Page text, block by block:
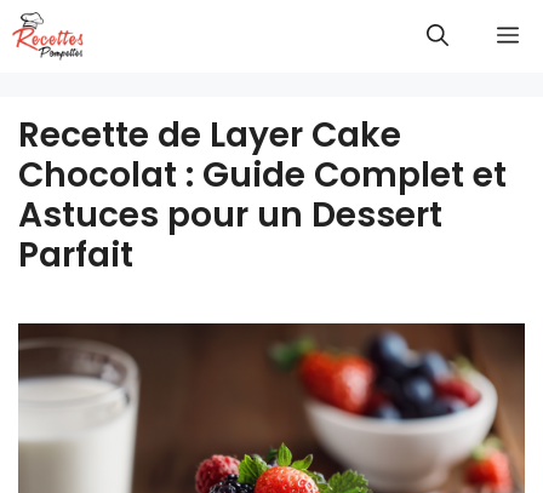
Aller
au
Recette de Layer Cake
Chocolat : Guide Complet et
Astuces pour un Dessert
Parfait